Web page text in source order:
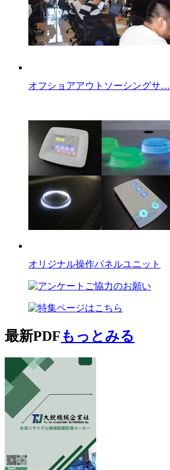
オフショアアウトソーシングサ…
オリジナル操作パネルユニット
最新PDFもっとみる